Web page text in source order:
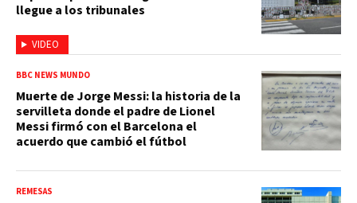
VIDEO
llegue a los tribunales
BBC NEWS MUNDO
Muerte de Jorge Messi: la historia de la
servilleta donde el padre de Lionel
Messi firmó con el Barcelona el
acuerdo que cambió el fútbol
REMESAS